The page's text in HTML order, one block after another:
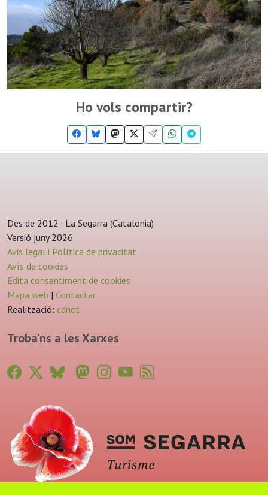
Ho vols compartir?
Des de 2012 · La Segarra (Catalonia)
Versió juny 2026
Avis legal i Política de privacitat
Avís de cookies
Edita consentiment de cookies
Mapa web | Contactar
Realització: cdnet
Troba'ns a les Xarxes